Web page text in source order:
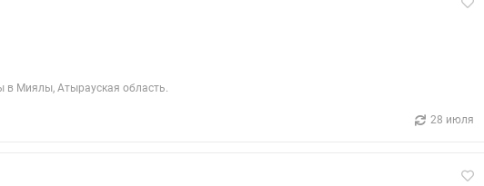
в Миялы, Атырауская область.
28 июля